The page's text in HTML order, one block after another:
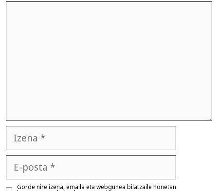
posta
Gorde nire izena, emaila eta webgunea bilatzaile honetan